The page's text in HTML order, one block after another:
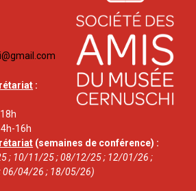
:
16h
(semaines de conférence) :
; 10/11/25 ; 08/12/25 ; 12/01/26 ;
04/26 ; 18/05/26)